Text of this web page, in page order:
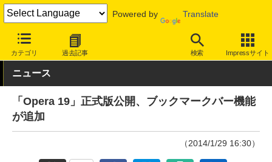
Powered by Translate
カテゴリ 過去記事 検索 Impressサイト
INTERNET Watch サービス/ソフト ソフトウェア PCアプリ
ニュース
「Opera 19」正式版公開、ブックマークバー機能
が追加
（2014/1/29 16:30）